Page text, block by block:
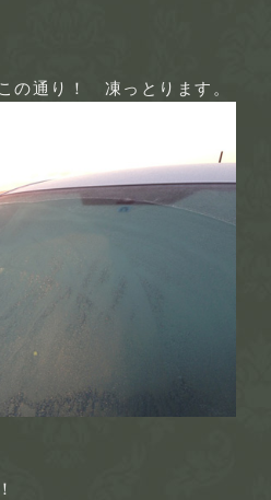
の通り！ 凍っとります。